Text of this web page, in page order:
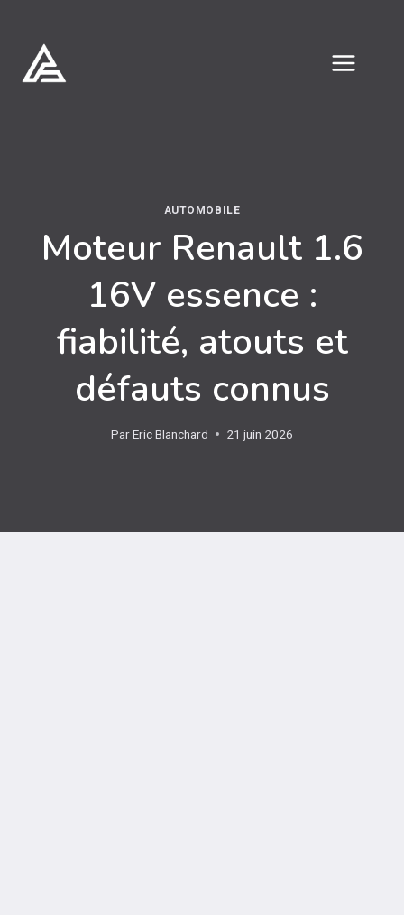
contenu
AUTOMOBILE
Moteur Renault 1.6
16V essence :
fiabilité, atouts et
défauts connus
ParEric Blanchard 21 juin 2026